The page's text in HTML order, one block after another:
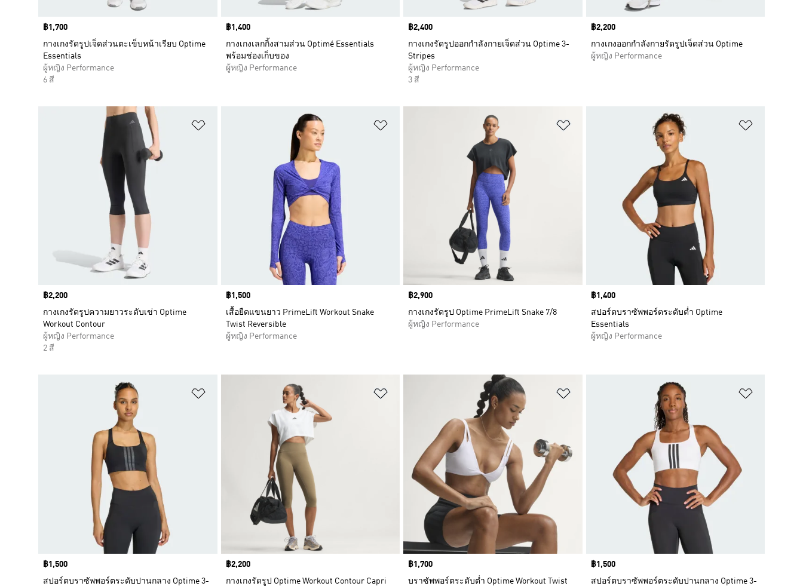
Price
฿1,700
กางเกงรัดรูปเจ็ดส่วนตะเข็บหน้าเรียบ Optime
Essentials
ผู้หญิง Performance
6 สี
Price
฿1,400
กางเกงเลกกิ้งสามส่วน Optimé Essentials
พร้อมช่องเก็บของ
ผู้หญิง Performance
Price
฿2,400
กางเกงรัดรูปออกกำลังกายเจ็ดส่วน Optime 3-
Stripes
ผู้หญิง Performance
3 สี
Price
฿2,200
กางเกงออกกำลังกายรัดรูปเจ็ดส่วน Optime
ผู้หญิง Performance
เพิ่มไปยังรายการสินค้าโปรด
Price
฿2,200
กางเกงรัดรูปความยาวระดับเข่า Optime
Workout Contour
ผู้หญิง Performance
2 สี
เพิ่มไปยังรายการสินค้าโปรด
Price
฿1,500
เสื้อยืดแขนยาว PrimeLift Workout Snake
Twist Reversible
ผู้หญิง Performance
เพิ่มไปยังรายการสินค้าโปรด
Price
฿2,900
กางเกงรัดรูป Optime PrimeLift Snake 7/8
ผู้หญิง Performance
Price
฿1,400
สปอร์ตบราซัพพอร์ตระดับต่ำ Optime
Essentials
ผู้หญิง Performance
เพิ่มไปยังรายการสินค้าโปรด
Price
฿1,500
สปอร์ตบราซัพพอร์ตระดับปานกลาง Optime 3-
เพิ่มไปยังรายการสินค้าโปรด
Price
฿2,200
กางเกงรัดรูป Optime Workout Contour Capri
เพิ่มไปยังรายการสินค้าโปรด
Price
฿1,700
บราซัพพอร์ตระดับต่ำ Optime Workout Twist
Price
฿1,500
สปอร์ตบราซัพพอร์ตระดับปานกลาง Optime 3-